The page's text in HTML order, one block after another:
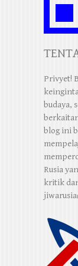
Privyet!
budaya,
blog ini
Rusia
kritik